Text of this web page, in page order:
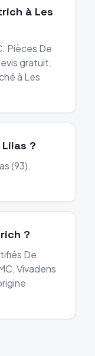
à Les
Pièces De
gratuit.
à Les
?
(93).
?
De
Vivadens